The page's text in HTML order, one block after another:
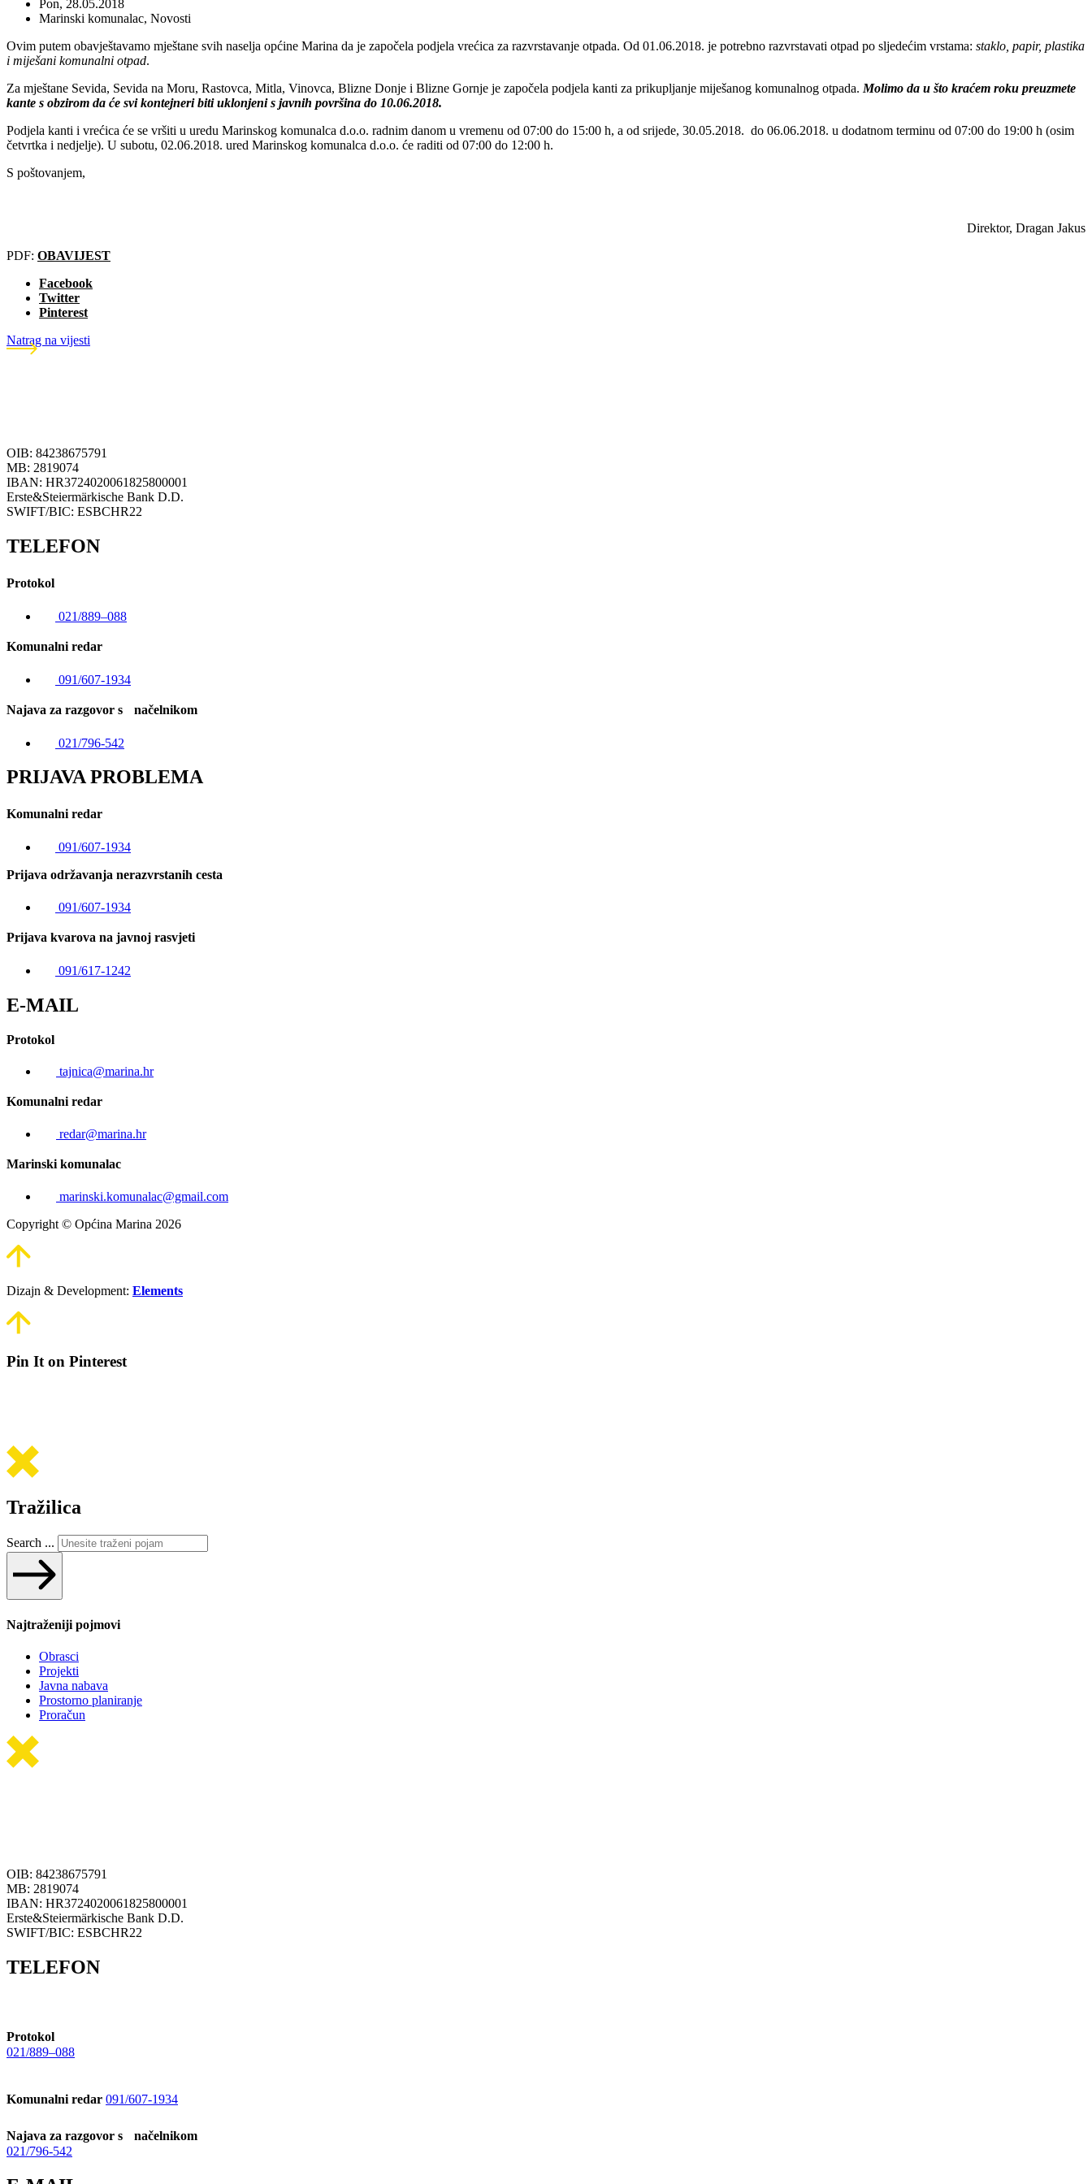
Pon, 28.05.2018
Marinski komunalac, Novosti
Ovim putem obavještavamo mještane svih naselja općine Marina da je započela podjela vrećica za razvrstavanje otpada. Od 01.06.2018. je potrebno razvrstavati otpad po sljedećim vrstama: staklo, papir, plastika
i miješani komunalni otpad.
Za mještane Sevida, Sevida na Moru, Rastovca, Mitla, Vinovca, Blizne Donje i Blizne Gornje je započela podjela kanti za prikupljanje miješanog komunalnog otpada. Molimo da u što kraćem roku preuzmete
kante s obzirom da će svi kontejneri biti uklonjeni s javnih površina do 10.06.2018.
Podjela kanti i vrećica će se vršiti u uredu Marinskog komunalca d.o.o. radnim danom u vremenu od 07:00 do 15:00 h, a od srijede, 30.05.2018. do 06.06.2018. u dodatnom terminu od 07:00 do 19:00 h (osim
četvrtka i nedjelje). U subotu, 02.06.2018. ured Marinskog komunalca d.o.o. će raditi od 07:00 do 12:00 h.
S poštovanjem,
Direktor, Dragan Jakus
PDF: OBAVIJEST
Facebook
Twitter
Pinterest
Natrag na vijesti
OIB: 84238675791
MB: 2819074
IBAN: HR3724020061825800001
Erste&Steiermärkische Bank D.D.
SWIFT/BIC: ESBCHR22
TELEFON
Protokol
021/889–088
Komunalni redar
091/607-1934
Najava za razgovor s načelnikom
021/796-542
PRIJAVA PROBLEMA
Komunalni redar
091/607-1934
Prijava održavanja nerazvrstanih cesta
091/607-1934
Prijava kvarova na javnoj rasvjeti
091/617-1242
E-MAIL
Protokol
tajnica@marina.hr
Komunalni redar
redar@marina.hr
Marinski komunalac
marinski.komunalac@gmail.com
Copyright © Općina Marina 2026
Dizajn & Development: Elements
Pin It on Pinterest
Tražilica
Search ...
Najtraženiji pojmovi
Obrasci
Projekti
Javna nabava
Prostorno planiranje
Proračun
OIB: 84238675791
MB: 2819074
IBAN: HR3724020061825800001
Erste&Steiermärkische Bank D.D.
SWIFT/BIC: ESBCHR22
TELEFON
Protokol
021/889–088
Komunalni redar 091/607-1934
Najava za razgovor s načelnikom
021/796-542